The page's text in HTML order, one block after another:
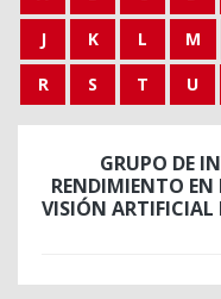
J
K L M
R
S T U
GRUPO DE
RENDIMIENTO
VISIÓN ARTIFICIAL